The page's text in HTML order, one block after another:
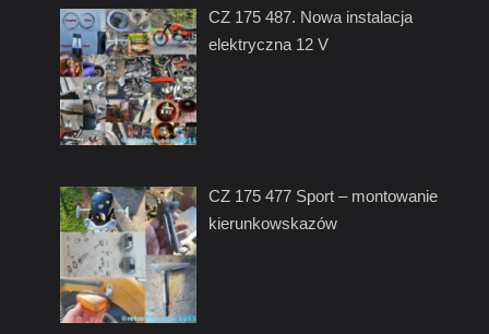
CZ 175 487. Nowa instalacja
elektryczna 12 V
CZ 175 477 Sport – montowanie
kierunkowskazów